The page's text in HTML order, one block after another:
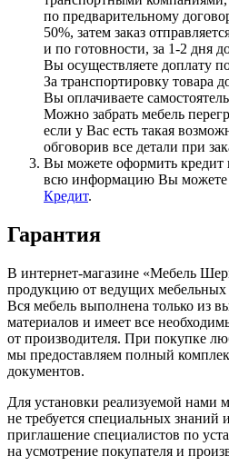
по предварительному
50%, затем заказ
и по готовности, за 1-2 дня
Вы осуществляете доплату
За транспортировку товара
Вы оплачиваете
Можно забрать мебель
если у Вас есть такая
обговорив все детали при
Вы можете оформить кредит
всю информацию Вы можете
Кредит.
Гарантия
В интернет-магазине «Мебель
продукцию от ведущих мебельных
Вся мебель выполнена только из
материалов и имеет все
от производителя. При покупке
мы предоставляем полный
документов.
Для установки реализуемой нами
не требуется специальных знаний
приглашение специалистов по
на усмотрение покупателя и